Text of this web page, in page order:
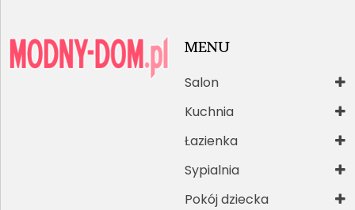
MENU
Salon
Kuchnia
Łazienka
Sypialnia
Pokój dziecka